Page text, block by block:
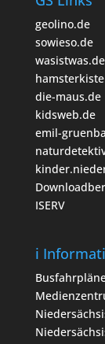
geolino.de
sowieso.de
wasistwas.de
die-maus.de
kidsweb.de
emil-
ISERV
i